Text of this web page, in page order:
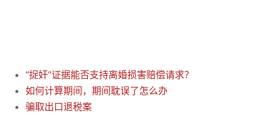
“捉奸”证据能否支持离婚损害赔偿请求？
如何计算期间，期间耽误了怎么办
骗取出口退税案